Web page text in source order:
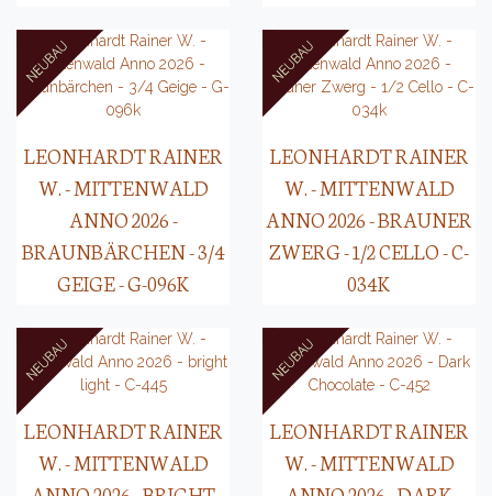
LEONHARDT RAINER
W. - MITTENWALD
ANNO 2026 -
BRAUNBÄRCHEN - 3/4
GEIGE - G-096K
LEONHARDT RAINER
W. - MITTENWALD
ANNO 2026 - BRAUNER
ZWERG - 1/2 CELLO - C-
034K
LEONHARDT RAINER
W. - MITTENWALD
LEONHARDT RAINER
W. - MITTENWALD